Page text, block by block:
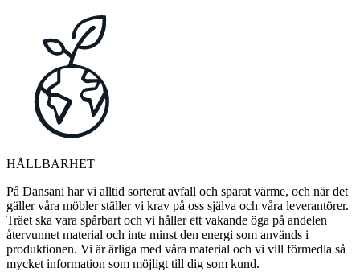
HÅLLBARHET
På Dansani har vi alltid sorterat avfall och sparat värme, och när det
gäller våra möbler ställer vi krav på oss själva och våra leverantörer.
Träet ska vara spårbart och vi håller ett vakande öga på andelen
återvunnet material och inte minst den energi som används i
produktionen. Vi är ärliga med våra material och vi vill förmedla så
mycket information som möjligt till dig som kund.